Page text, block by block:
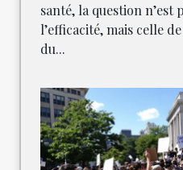
santé, la question n’est
l’efficacité, mais celle
du...